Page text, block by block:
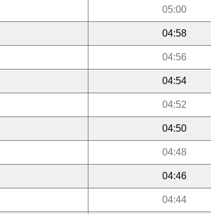
05:00
04:58
04:56
04:54
04:52
04:50
04:48
04:46
04:44